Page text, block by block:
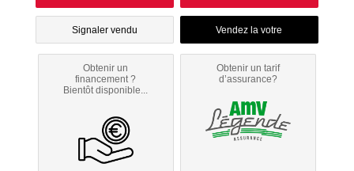
Signaler vendu
Obtenir un
financement ?
Bientôt disponible...
Obtenir un tarif
d’assurance?